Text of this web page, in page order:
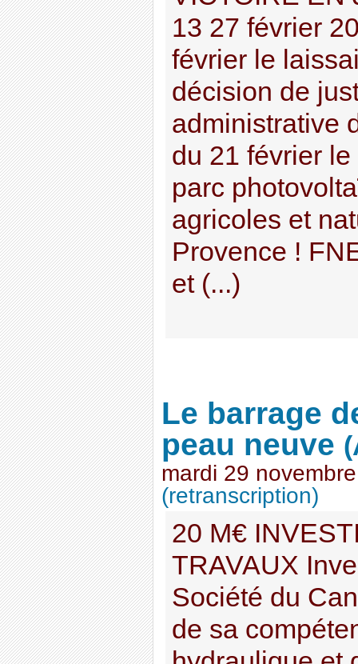
13 27 février
février le
décision de
administrative
du 21 février
parc
agricoles et
Provence !
et (...)
Le barrage
peau neuve
mardi 29
(retranscription)
20 M€
TRAVAUX
Société du
de sa